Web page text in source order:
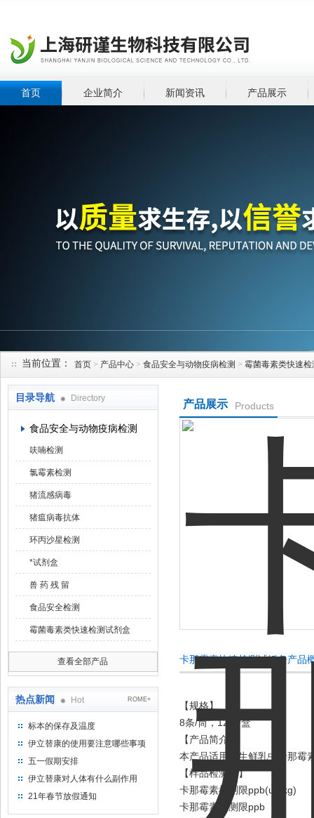
首页 企业简介 新闻资讯 产品展示
当前位置： 首页 > 产品中心 > 食品安全与动物疫病检测 > 霉菌毒素类快速检
目录导航 Directory
食品安全与动物疫病检测
呋喃检测
氯霉素检测
猪流感病毒
猪瘟病毒抗体
环丙沙星检测
*试剂盒
兽 药 残 留
食品安全检测
霉菌毒素类快速检测试剂盒
查看全部产品
热点新闻 Hot ROME+
标本的保存及温度
伊立替康的使用要注意哪些事项
五一假期安排
伊立替康对人体有什么副作用
21年春节放假通知
产品展示 Products
卡那霉素快速检测试纸条产品
【规格】
8条/筒，12筒/盒
【产品简介】
本产品适用于生鲜乳中卡那霉
【样品检测限】
卡那霉素检测限ppb(ug/kg)
卡那霉素
检测限ppb